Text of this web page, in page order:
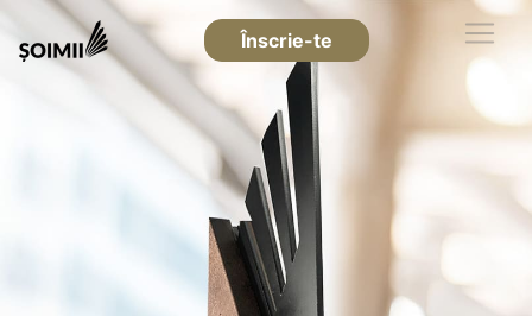
Înscrie-te